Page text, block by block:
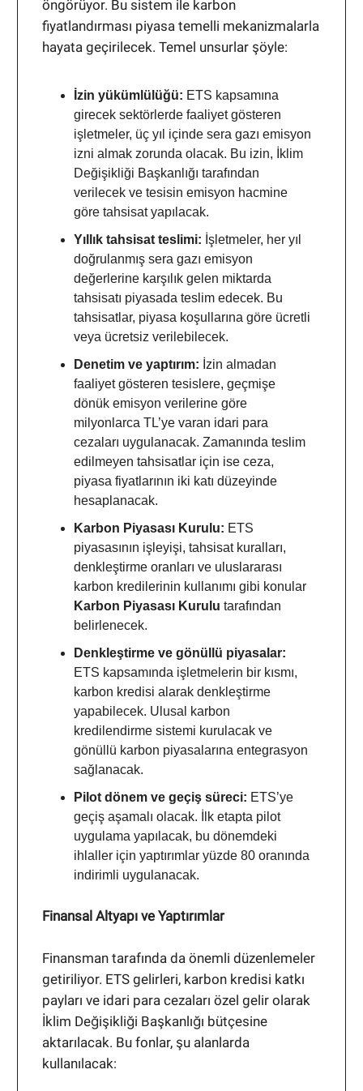
öngörüyor. Bu sistem ile karbon
fiyatlandırması piyasa temelli mekanizmalarla
hayata geçirilecek. Temel unsurlar şöyle:
İzin yükümlülüğü: ETS kapsamına
girecek sektörlerde faaliyet gösteren
işletmeler, üç yıl içinde sera gazı emisyon
izni almak zorunda olacak. Bu izin, İklim
Değişikliği Başkanlığı tarafından
verilecek ve tesisin emisyon hacmine
göre tahsisat yapılacak.
Yıllık tahsisat teslimi: İşletmeler, her yıl
doğrulanmış sera gazı emisyon
değerlerine karşılık gelen miktarda
tahsisatı piyasada teslim edecek. Bu
tahsisatlar, piyasa koşullarına göre ücretli
veya ücretsiz verilebilecek.
Denetim ve yaptırım: İzin almadan
faaliyet gösteren tesislere, geçmişe
dönük emisyon verilerine göre
milyonlarca TL’ye varan idari para
cezaları uygulanacak. Zamanında teslim
edilmeyen tahsisatlar için ise ceza,
piyasa fiyatlarının iki katı düzeyinde
hesaplanacak.
Karbon Piyasası Kurulu: ETS
piyasasının işleyişi, tahsisat kuralları,
denkleştirme oranları ve uluslararası
karbon kredilerinin kullanımı gibi konular
Karbon Piyasası Kurulu tarafından
belirlenecek.
Denkleştirme ve gönüllü piyasalar:
ETS kapsamında işletmelerin bir kısmı,
karbon kredisi alarak denkleştirme
yapabilecek. Ulusal karbon
kredilendirme sistemi kurulacak ve
gönüllü karbon piyasalarına entegrasyon
sağlanacak.
Pilot dönem ve geçiş süreci: ETS’ye
geçiş aşamalı olacak. İlk etapta pilot
uygulama yapılacak, bu dönemdeki
ihlaller için yaptırımlar yüzde 80 oranında
indirimli uygulanacak.
Finansal Altyapı ve Yaptırımlar
Finansman tarafında da önemli düzenlemeler
getiriliyor. ETS gelirleri, karbon kredisi katkı
payları ve idari para cezaları özel gelir olarak
İklim Değişikliği Başkanlığı bütçesine
aktarılacak. Bu fonlar, şu alanlarda
kullanılacak: